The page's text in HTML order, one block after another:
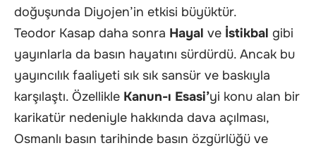
doğuşunda Diyojen’in etkisi büyüktür.
Teodor Kasap daha sonra Hayal ve İstikbal gibi
yayınlarla da basın hayatını sürdürdü. Ancak bu
yayıncılık faaliyeti sık sık sansür ve baskıyla
karşılaştı. Özellikle Kanun-ı Esasi’yi konu alan bir
karikatür nedeniyle hakkında dava açılması,
Osmanlı basın tarihinde basın özgürlüğü ve